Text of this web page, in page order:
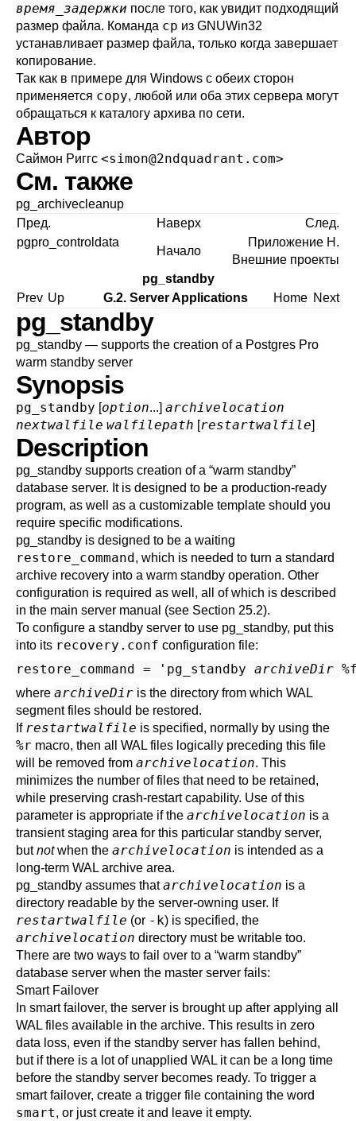
время_задержки после того, как увидит подходящий
размер файла. Команда cp из GNUWin32
устанавливает размер файла, только когда завершает
копирование.
Так как в примере для Windows с обеих сторон
применяется copy, любой или оба этих сервера могут
обращаться к каталогу архива по сети.
Автор
Саймон Риггс <simon@2ndquadrant.com>
См. также
pg_archivecleanup
Пред.
Наверх
След.
pgpro_controldata
Начало
Приложение H.
Внешние проекты
pg_standby
Prev Up G.2. Server Applications Home Next
pg_standby
pg_standby — supports the creation of a Postgres Pro
warm standby server
Synopsis
pg_standby [option...] archivelocation
nextwalfile walfilepath [restartwalfile]
Description
pg_standby supports creation of a “warm standby”
database server. It is designed to be a production-ready
program, as well as a customizable template should you
require specific modifications.
pg_standby is designed to be a waiting
restore_command, which is needed to turn a standard
archive recovery into a warm standby operation. Other
configuration is required as well, all of which is described
in the main server manual (see Section 25.2).
To configure a standby server to use pg_standby, put this
into its recovery.conf configuration file:
restore_command = 'pg_standby archiveDir
where archiveDir is the directory from which WAL
segment files should be restored.
If restartwalfile is specified, normally by using the
%r macro, then all WAL files logically preceding this file
will be removed from archivelocation. This
minimizes the number of files that need to be retained,
while preserving crash-restart capability. Use of this
parameter is appropriate if the archivelocation is a
transient staging area for this particular standby server,
butnotwhen the archivelocation is intended as a
long-term WAL archive area.
pg_standby assumes thatarchivelocation is a
directory readable by the server-owning user. If
restartwalfile (or -k) is specified, the
archivelocation directory must be writable too.
There are two ways to fail over to a “warm standby”
database server when the master server fails:
Smart Failover
In smart failover, the server is brought up after applying all
WAL files available in the archive. This results in zero
data loss, even if the standby server has fallen behind,
but if there is a lot of unapplied WAL it can be a long time
before the standby server becomes ready. To trigger a
smart failover, create a trigger file containing the word
smart, or just create it and leave it empty.